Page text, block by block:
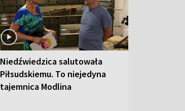
Niedźwiedzica salutowała
Piłsudskiemu. To niejedyna
tajemnica Modlina